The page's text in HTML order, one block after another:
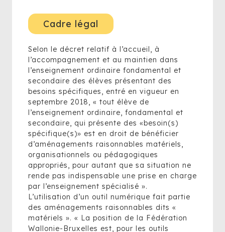
Cadre légal
Selon le décret relatif à l’accueil, à
l’accompagnement et au maintien dans
l’enseignement ordinaire fondamental et
secondaire des élèves présentant des
besoins spécifiques, entré en vigueur en
septembre 2018, « tout élève de
l’enseignement ordinaire, fondamental et
secondaire, qui présente des «besoin(s)
spécifique(s)» est en droit de bénéficier
d’aménagements raisonnables matériels,
organisationnels ou pédagogiques
appropriés, pour autant que sa situation ne
rende pas indispensable une prise en charge
par l’enseignement spécialisé ».
L’utilisation d’un outil numérique fait partie
des aménagements raisonnables dits «
matériels ». « La position de la Fédération
Wallonie-Bruxelles est, pour les outils